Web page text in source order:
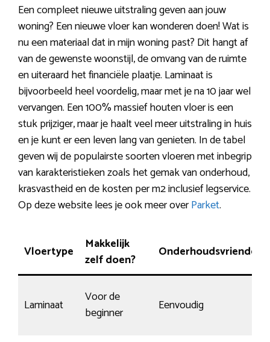
Een compleet nieuwe uitstraling geven aan jouw
woning? Een nieuwe vloer kan wonderen doen! Wat is
nu een materiaal dat in mijn woning past? Dit hangt af
van de gewenste woonstijl, de omvang van de ruimte
en uiteraard het financiële plaatje. Laminaat is
bijvoorbeeld heel voordelig, maar met je na 10 jaar wel
vervangen. Een 100% massief houten vloer is een
stuk prijziger, maar je haalt veel meer uitstraling in huis
en je kunt er een leven lang van genieten. In de tabel
geven wij de populairste soorten vloeren met inbegrip
van karakteristieken zoals het gemak van onderhoud,
krasvastheid en de kosten per m2 inclusief legservice.
Op deze website lees je ook meer overParket.
Vloertype
Makkelijk
zelf doen?
Onderhoudsvriendelijk
Laminaat
Voor de
beginner
Eenvoudig